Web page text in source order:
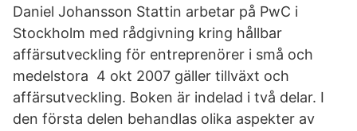
Daniel Johansson Stattin arbetar på PwC i
Stockholm med rådgivning kring hållbar
affärsutveckling för entreprenörer i små och
medelstora 4 okt 2007 gäller tillväxt och
affärsutveckling. Boken är indelad i två delar. I
den första delen behandlas olika aspekter av